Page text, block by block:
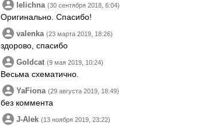
lelichna (30 сентября 2018, 6:04)
Оригинально. Спасибо!
valenka (23 марта 2019, 18:26)
здорово, спасибо
Goldcat (9 мая 2019, 10:24)
Весьма схематично.
YaFiona (29 августа 2019, 18:49)
без коммента
J-Alek (13 ноября 2019, 23:22)